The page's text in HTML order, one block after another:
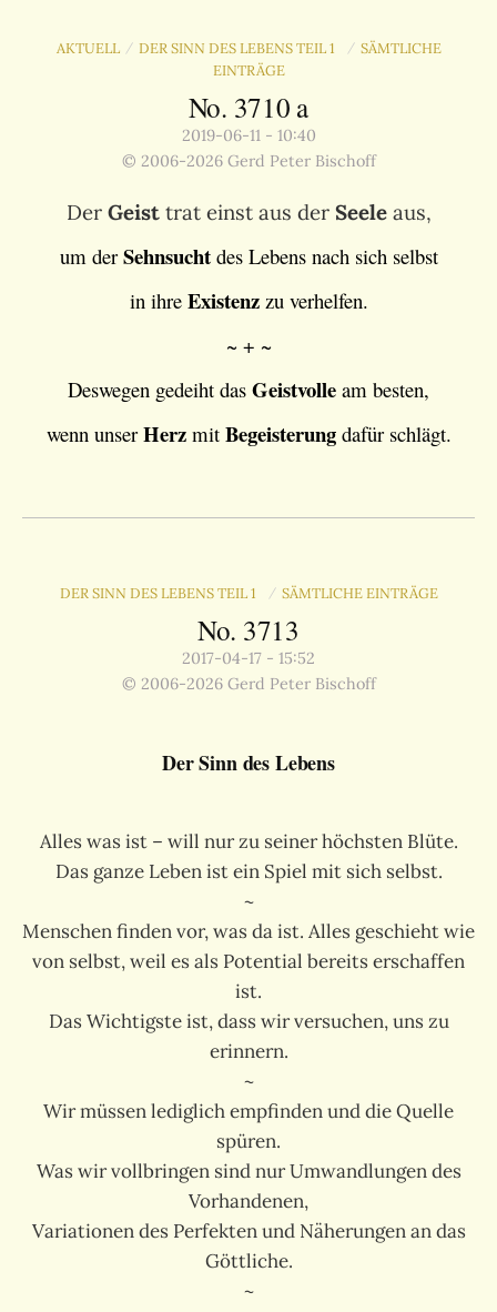
AKTUELL / DER SINN DES LEBENS TEIL 1 / SÄMTLICHE
EINTRÄGE
No. 3710 a
2019-06-11 - 10:40
© 2006-2026 Gerd Peter Bischoff
Der Geisttrat einst aus der Seeleaus,
um der Sehnsuchtdes Lebens nach sich selbst
in ihre Existenzzu verhelfen.
~ + ~
Deswegen gedeiht das Geistvolle am besten,
wenn unser Herz mit Begeisterungdafür schlägt.
DER SINN DES LEBENS TEIL 1 / SÄMTLICHE EINTRÄGE
No. 3713
2017-04-17 - 15:52
© 2006-2026 Gerd Peter Bischoff
Der Sinn des Lebens
Alles was ist – will nur zu seiner höchsten Blüte.
Das ganze Leben ist ein Spiel mit sich selbst.
~
Menschen finden vor, was da ist. Alles geschieht wie
von selbst, weil es als Potential bereits erschaffen
ist.
Das Wichtigste ist, dass wir versuchen, uns zu
erinnern.
~
Wir müssen lediglich empfinden und die Quelle
spüren.
Was wir vollbringen sind nur Umwandlungen des
Vorhandenen,
Variationen des Perfekten und Näherungen an das
Göttliche.
~